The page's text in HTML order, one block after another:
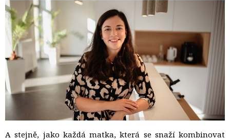
A stejně, jako každá matka, která se snaží kombinovat